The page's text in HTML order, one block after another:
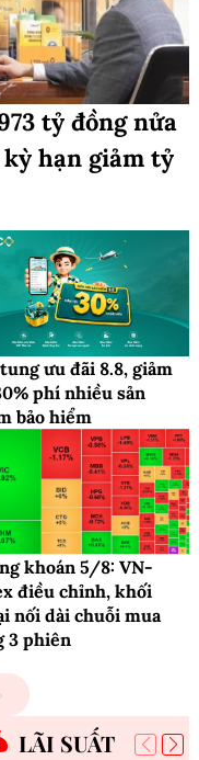
tỷ đồng nửa
hạn giảm tỷ
ưu đãi 8.8, giảm
phí nhiều sản
bảo hiểm
khoán 5/8: VN-
điều chỉnh, khối
nối dài chuỗi mua
3 phiên
LÃI SUẤT